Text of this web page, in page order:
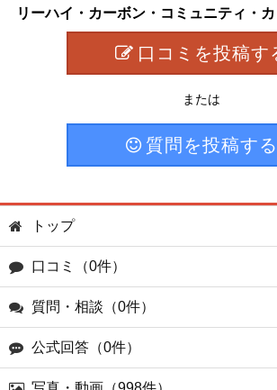
リーハイ・カーボン・コミュニティ・
口コミを投稿す
または
質問を投稿する
トップ
口コミ（0件）
質問・相談（0件）
公式回答（0件）